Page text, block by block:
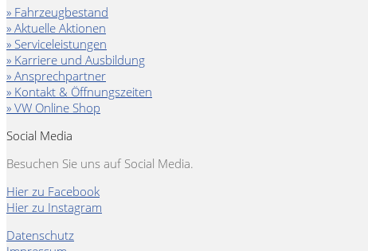
» Fahrzeugbestand
» Aktuelle Aktionen
» Serviceleistungen
» Karriere und Ausbildung
» Ansprechpartner
» Kontakt & Öffnungszeiten
» VW Online Shop
Social Media
Besuchen Sie uns auf Social Media.
Hier zu Facebook
Hier zu Instagram
Datenschutz